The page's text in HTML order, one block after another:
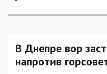
В Днепре вор
напротив